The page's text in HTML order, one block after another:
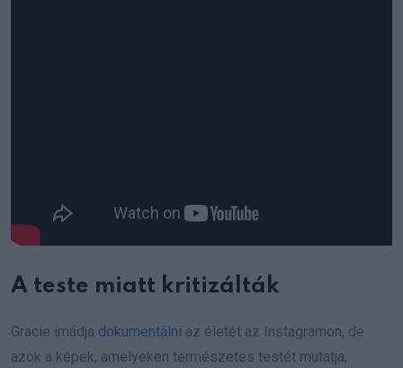
A teste miatt kritizálták
Gracie imádja dokumentálni az életét az Instagramon, de
azok a képek, amelyeken természetes testét mutatja,